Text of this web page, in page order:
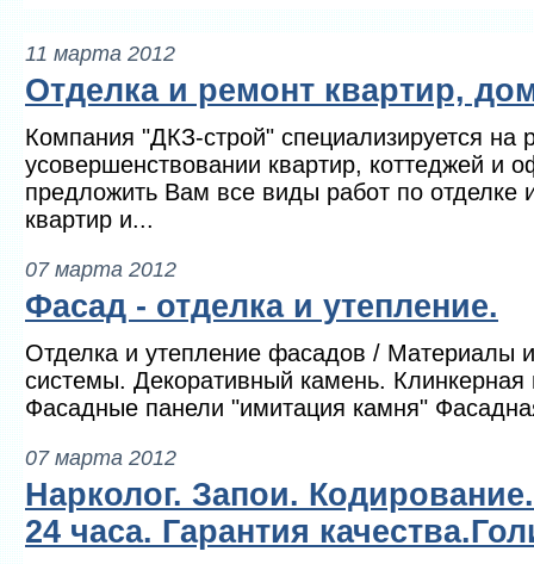
11 марта 2012
Отделка и ремонт квартир,
Компания "ДКЗ-строй" специализируется на
усовершенствовании квартир, коттеджей и
предложить Вам все виды работ по отделке
квартир и...
07 марта 2012
Фасад - отделка и утепление.
Отделка и утепление фасадов / Материалы
системы. Декоративный камень. Клинкерная
Фасадные панели "имитация камня"
07 марта 2012
Нарколог. Запои.
24 часа. Гарантия